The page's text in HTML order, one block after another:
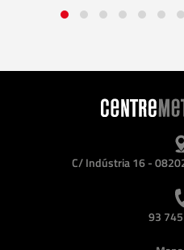
C/ Indústria 16 -
93